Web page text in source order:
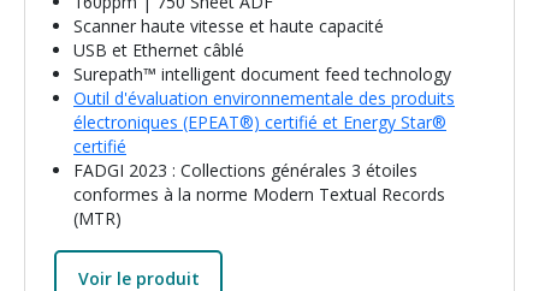
Scanner haute vitesse et haute capacité
USB et Ethernet câblé
Surepath™ intelligent document feed technology
Outil d'évaluation environnementale des produits
électroniques (EPEAT®) certifié et Energy Star®
certifié
FADGI 2023 : Collections générales 3 étoiles
conformes à la norme Modern Textual Records
(MTR)
Voir le produit